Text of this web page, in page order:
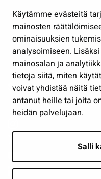
Käytämme evästeitä
mainosten
ominaisuuksien
analysoimiseen.
mainosalan ja
tietoja siitä, miten
voivat yhdistää näitä
antanut heille tai joita
heidän palvelujaan.
Salli
Työ ja yrittäminen
Osallistu ja asioi
Näytä omat
Seuraa meitä